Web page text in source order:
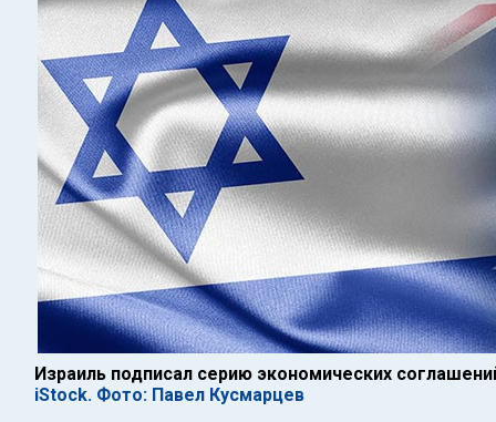
Израиль подписал серию экономических
iStock. Фото: Павел Кусмарцев